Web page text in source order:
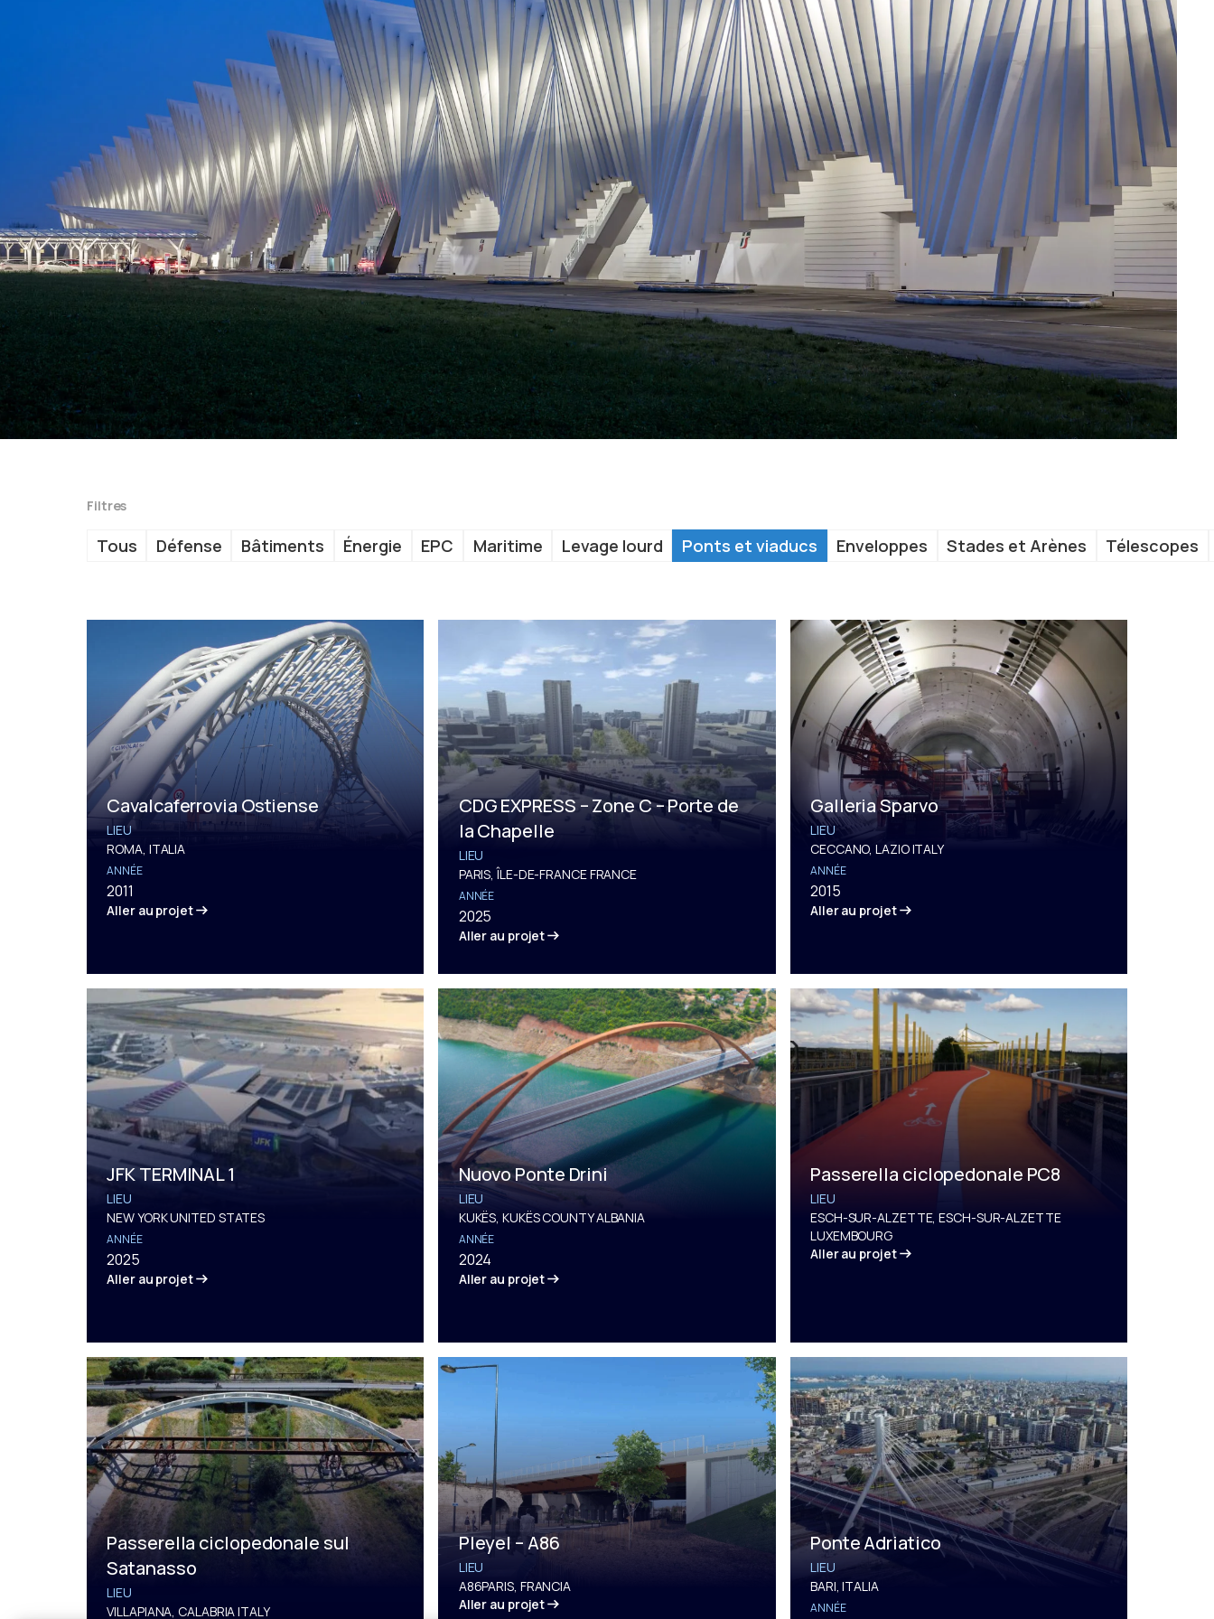
Filtres
Défense Bâtiments Énergie EPC Maritime Levage lourd Ponts et viaducs Enveloppes Stades et Arènes Télescopes
Tous
Cavalcaferrovia Ostiense
LIEU
ROMA, ITALIA
ANNÉE
2011
Aller au projet
CDG EXPRESS – Zone C – Porte de
la Chapelle
LIEU
PARIS, ÎLE-DE-FRANCE FRANCE
ANNÉE
2025
Aller au projet
Galleria Sparvo
LIEU
CECCANO, LAZIO ITALY
ANNÉE
2015
Aller au projet
JFK TERMINAL 1
LIEU
NEW YORK UNITED STATES
ANNÉE
2025
Aller au projet
Nuovo Ponte Drini
LIEU
KUKËS, KUKËS COUNTY ALBANIA
ANNÉE
2024
Aller au projet
Passerella ciclopedonale PC8
LIEU
ESCH-SUR-ALZETTE, ESCH-SUR-ALZETTE
LUXEMBOURG
Aller au projet
Passerella ciclopedonale sul
Satanasso
LIEU
VILLAPIANA, CALABRIA ITALY
Pleyel – A86
LIEU
A86PARIS, FRANCIA
Aller au projet
Ponte Adriatico
LIEU
BARI, ITALIA
ANNÉE